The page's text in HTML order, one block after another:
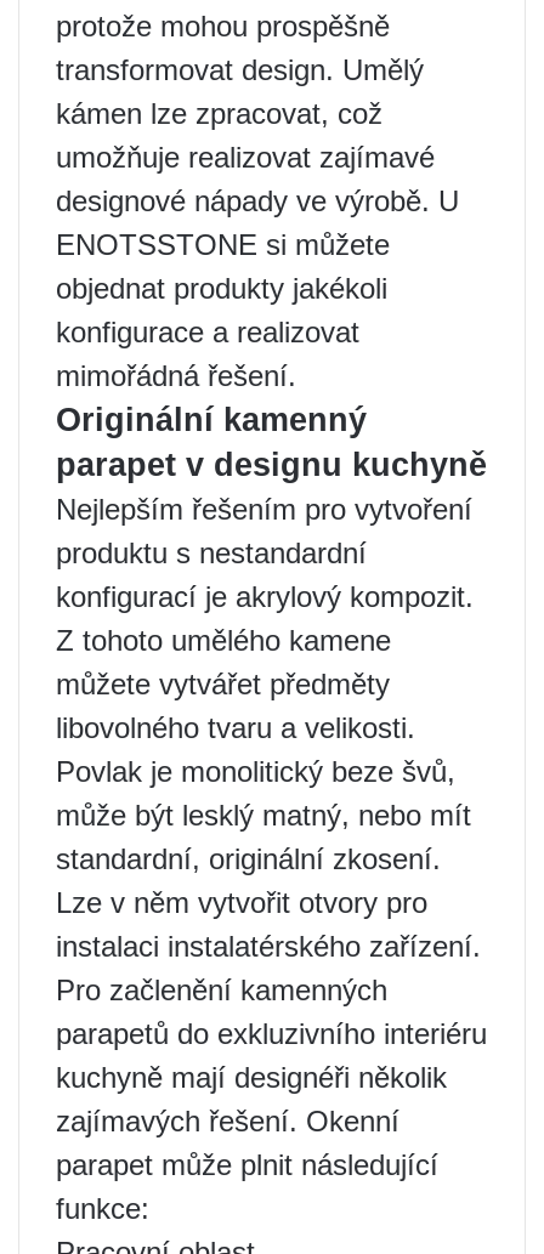
protože mohou prospěšně
transformovat design. Umělý
kámen lze zpracovat, což
umožňuje realizovat zajímavé
designové nápady ve výrobě. U
ENOTSSTONE si můžete
objednat produkty jakékoli
konfigurace a realizovat
mimořádná řešení.
Originální kamenný
parapet v designu kuchyně
Nejlepším řešením pro vytvoření
produktu s nestandardní
konfigurací je akrylový kompozit.
Z tohoto umělého kamene
můžete vytvářet předměty
libovolného tvaru a velikosti.
Povlak je monolitický beze švů,
může být lesklý matný, nebo mít
standardní, originální zkosení.
Lze v něm vytvořit otvory pro
instalaci instalatérského zařízení.
Pro začlenění kamenných
parapetů do exkluzivního interiéru
kuchyně mají designéři několik
zajímavých řešení. Okenní
parapet může plnit následující
funkce: